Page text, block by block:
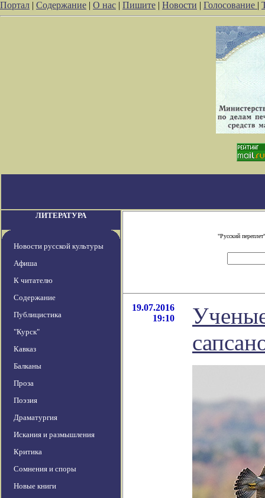
Портал | Содержание | О нас | Пишите | Новости | Голосование |
ЛИТЕРАТУРА
Новости русской культуры
Афиша
К читателю
Содержание
Публицистика
"Курск"
Кавказ
Балканы
Проза
Поэзия
Драматургия
Искания и размышления
Критика
Сомнения и споры
Новые книги
"Русский
19.07.2016
19:10